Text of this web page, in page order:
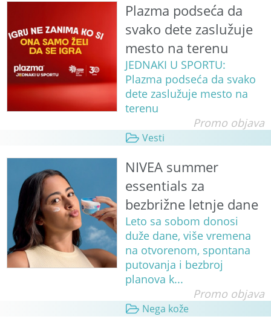
Plazma podseća da
svako dete zaslužuje
mesto na terenu
JEDNAKI U SPORTU:
Plazma podseća da svako
dete zaslužuje mesto na
terenu
Promo objava
Vesti
NIVEA summer
essentials za
bezbrižne letnje dane
Leto sa sobom donosi
duže dane, više vremena
na otvorenom, spontana
putovanja i bezbroj
planova k...
Promo objava
Nega kože